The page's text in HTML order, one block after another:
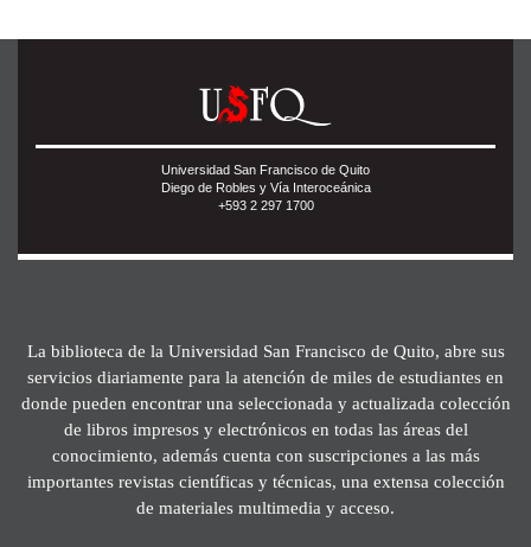
Universidad San Francisco de Quito
Diego de Robles y Vía Interoceánica
+593 2 297 1700
La biblioteca de la Universidad San Francisco de Quito, abre sus
servicios diariamente para la atención de miles de estudiantes en
donde pueden encontrar una seleccionada y actualizada colección
de libros impresos y electrónicos en todas las áreas del
conocimiento, además cuenta con suscripciones a las más
importantes revistas científicas y técnicas, una extensa colección
de materiales multimedia y acceso.